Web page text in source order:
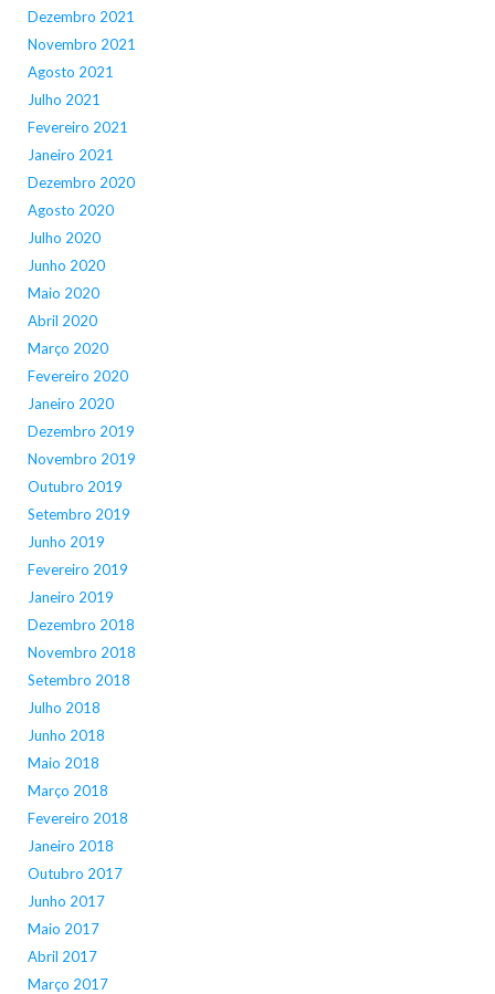
Dezembro 2021
Novembro 2021
Agosto 2021
Julho 2021
Fevereiro 2021
Janeiro 2021
Dezembro 2020
Agosto 2020
Julho 2020
Junho 2020
Maio 2020
Abril 2020
Março 2020
Fevereiro 2020
Janeiro 2020
Dezembro 2019
Novembro 2019
Outubro 2019
Setembro 2019
Junho 2019
Fevereiro 2019
Janeiro 2019
Dezembro 2018
Novembro 2018
Setembro 2018
Julho 2018
Junho 2018
Maio 2018
Março 2018
Fevereiro 2018
Janeiro 2018
Outubro 2017
Junho 2017
Maio 2017
Abril 2017
Março 2017